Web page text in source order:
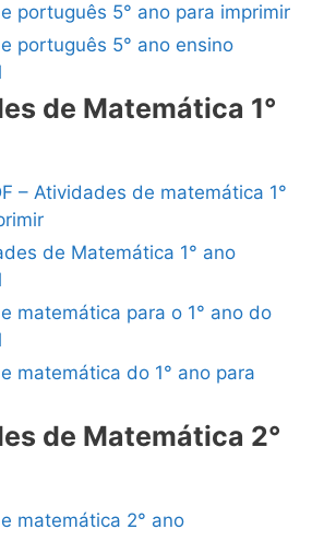
português 5° ano para imprimir
português 5° ano ensino
de Matemática 1°
– Atividades de matemática 1°
de Matemática 1° ano
matemática para o 1° ano do
matemática do 1° ano para
de Matemática 2°
matemática 2° ano